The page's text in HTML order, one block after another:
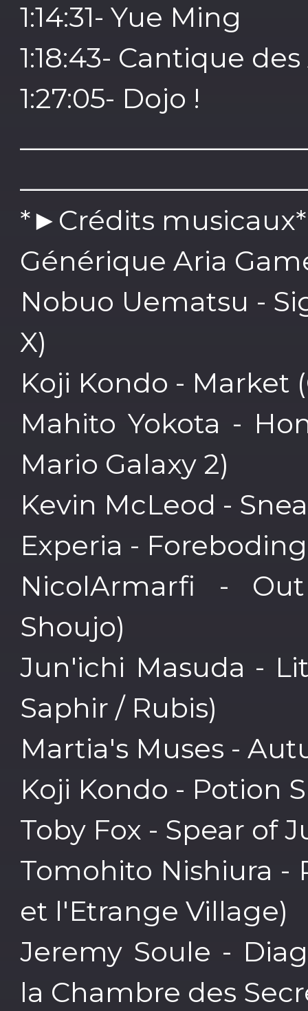
1:14:31- Yue Ming
1:18:43- Cantique
1:27:05- Dojo !
*►Crédits musicaux*
Générique Aria
Nobuo Uematsu -
X)
Koji Kondo - Market
Mahito Yokota -
Mario Galaxy 2)
Kevin McLeod -
Experia -
NicolArmarfi -
Shoujo)
Jun'ichi Masuda -
Saphir / Rubis)
Martia's Muses -
Koji Kondo - Potion
Toby Fox - Spear of
Tomohito Nishiura -
et l'Etrange Village)
Jeremy Soule -
la Chambre des